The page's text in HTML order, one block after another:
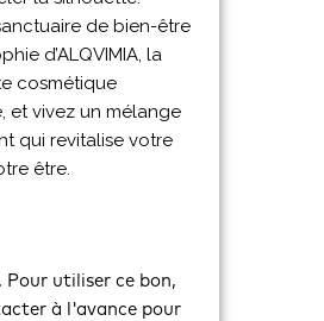
de bien-être
d’ALQVIMIA, la
cosmétique
et vivez un mélange
qui revitalise votre
être.
Pour utiliser ce bon,
à l'avance pour